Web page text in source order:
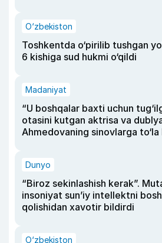
O‘zbekiston
Toshkentda o‘pirilib tushgan
6 kishiga sud hukmi o‘qildi
Madaniyat
“U boshqalar baxti uchun
otasini kutgan aktrisa va
Ahmedovaning sinovlarga
Dunyo
“Biroz sekinlashish kerak”.
insoniyat sun’iy intellektni
qolishidan xavotir bildirdi
O‘zbekiston